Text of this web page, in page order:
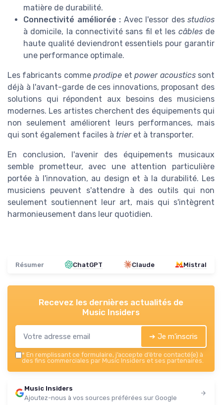
matière de durabilité.
Connectivité améliorée : Avec l'essor des studios
à domicile, la connectivité sans fil et les câblesde
haute qualité deviendront essentiels pour garantir
une performance optimale.
Les fabricants commeprodipe etpower acousticssont
déjà à l'avant-garde de ces innovations, proposant des
solutions qui répondent aux besoins des musiciens
modernes. Les artistes cherchent des équipements qui
non seulement améliorent leurs performances, mais
qui sont également faciles à trieret à transporter.
En conclusion, l'avenir des équipements musicaux
semble prometteur, avec une attention particulière
portée à l'innovation, au design et à la durabilité. Les
musiciens peuvent s'attendre à des outils qui non
seulement soutiennent leur art, mais qui s'intègrent
harmonieusement dans leur quotidien.
Résumer ChatGPT Claude Mistral
Recevez les dernières actualités de
Music Insiders
➔ Je m'inscris
* En remplissant ce formulaire, j’accepte d’être contacté(e) à
des fins commerciales par Music Insiders et ses partenaires.
Music Insiders
Ajoutez-nous à vos sources préférées sur Google